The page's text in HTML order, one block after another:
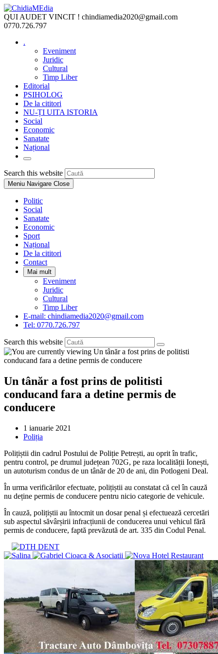
Skip
to
content
QUI AUDET VINCIT ! chindiamedia2020@gmail.com
0770.726.797
.
Eveniment
Juridic
Cultural
Timp Liber
Editorial
PSIHOLOG
De la cititori
NU-ȚI UITA ISTORIA
Social
Economic
Sanatate
Național
Toggle
website
search
Search this website
Escape
Meniu Navigare Close
Politic
Social
Sanatate
Economic
Sport
Național
De la cititori
Contact
Mai mult
Eveniment
Juridic
Cultural
Timp Liber
E-mail: chindiamedia2020@gmail.com
Tel: 0770.726.797
Search this website
Un tânăr a fost prins de politisti
conducand fara a detine permis de
conducere
Post
published:
1 ianuarie 2021
Post
Poliția
Polițiștii din cadrul Postului de Poliție Petrești, au oprit în trafic,
pentru control, pe drumul județean 702G, pe raza localității Ionești,
un autoturism condus de un tânăr de 20 de ani, din Potlogeni Deal.
În urma verificărilor efectuate, polițiștii au constatat că cel în cauză
nu deține permis de conducere pentru nicio categorie de vehicule.
În cauză, polițiștii au întocmit un dosar penal și efectuează cercetări
sub aspectul săvârșirii infracțiunii de conducerea unui vehicul fără
permis de conducere, faptă prevăzută de art. 335 din Codul Penal.